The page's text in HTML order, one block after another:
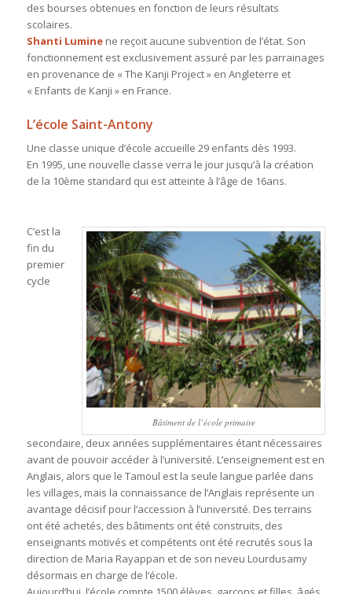
des bourses obtenues en fonction de leurs résultats
scolaires.
Shanti Luminene reçoit aucune subvention de l’état. Son
fonctionnement est exclusivement assuré par les parrainages
en provenance de « The Kanji Project » en Angleterre et
« Enfants de Kanji » en France.
L’école Saint-Antony
Une classe unique d’école accueille 29 enfants dès 1993.
En 1995, une nouvelle classe verra le jour jusqu’à la création
de la 10ème standard qui est atteinte à l’âge de 16ans.
Bâtiment de l’école primaire
C’est la
fin du
premier
cycle
secondaire, deux années supplémentaires étant nécessaires
avant de pouvoir accéder à l’université. L’enseignement est en
Anglais, alors que le Tamoul est la seule langue parlée dans
les villages, mais la connaissance de l’Anglais représente un
avantage décisif pour l’accession à l’université. Des terrains
ont été achetés, des bâtiments ont été construits, des
enseignants motivés et compétents ont été recrutés sous la
direction de Maria Rayappan et de son neveu Lourdusamy
désormais en charge de l’école.